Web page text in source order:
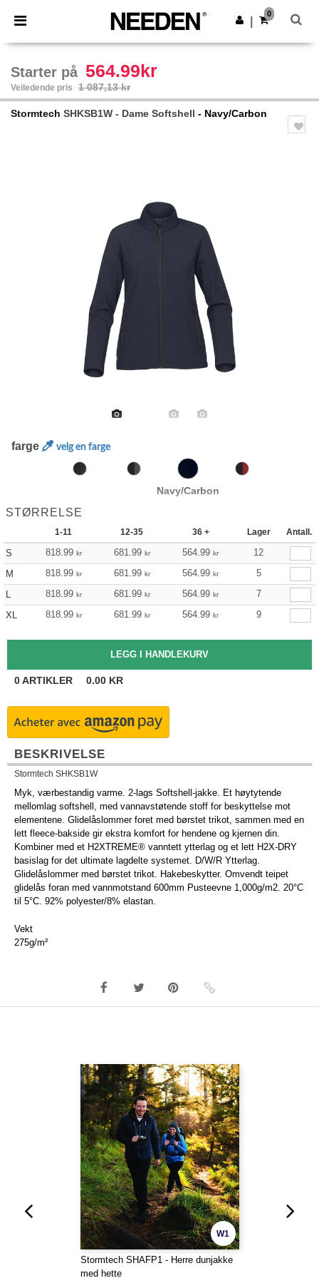
× Needen-app
Bedre priser i appen!
Last ned app
0
Starter på 564.99kr
Veiledende pris 1 087,13 kr
Stormtech SHKSB1W - Dame Softshell - Navy/Carbon
farge velg en farge
Navy/Carbon
STØRRELSE
1-11 12-35 36 + Lager Antall.
S 818.99 kr 681.99 kr 564.99 kr
12
M
818.99 kr 681.99 kr 564.99 kr
5
L
818.99 kr 681.99 kr 564.99 kr
7
XL
818.99 kr 681.99 kr 564.99 kr 9
0ARTIKLER 0.00 KR
BESKRIVELSE
Stormtech SHKSB1W
Myk, værbestandig varme. 2-lags Softshell-jakke. Et høytytende
mellomlag softshell, med vannavstøtende stoff for beskyttelse mot
elementene. Glidelåslommer foret med børstet trikot, sammen med en
lett fleece-bakside gir ekstra komfort for hendene og kjernen din.
Kombiner med et H2XTREME® vanntett ytterlag og et lett H2X-DRY
basislag for det ultimate lagdelte systemet. D/W/R Ytterlag.
Glidelåslommer med børstet trikot. Hakebeskytter. Omvendt teipet
glidelås foran med vannmotstand 600mm Pusteevne 1,000g/m2. 20°C
til 5°C. 92% polyester/8% elastan.
Vekt
275g/m²
W1
Stormtech SHAFP1 - Herre dunjakke
med hette